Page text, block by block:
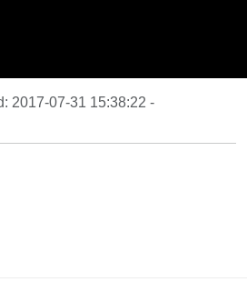
2017-07-31 15:38:22 -